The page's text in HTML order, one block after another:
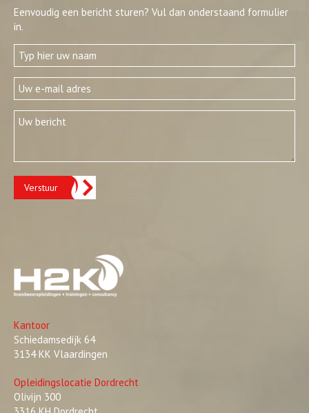
Eenvoudig een bericht sturen? Vul dan onderstaand formulier
in.
Verstuur
Kantoor
Schiedamsedijk 64
3134 KK Vlaardingen
Opleidingslocatie Dordrecht
Olivijn 300